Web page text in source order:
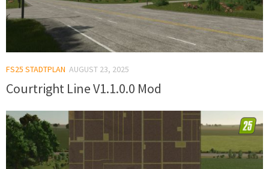
FS25 STADTPLAN AUGUST 23, 2025
Courtright Line V1.1.0.0 Mod